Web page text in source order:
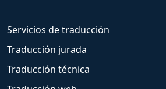
Servicios de traducción
Traducción jurada
Traducción técnica